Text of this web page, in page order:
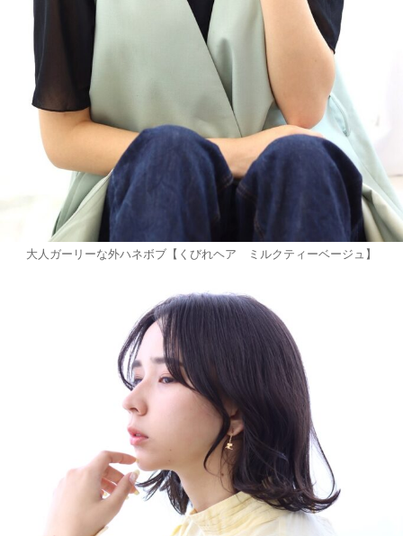
大人ガーリーな外ハネボブ【くびれヘア ミルクティーベージュ】